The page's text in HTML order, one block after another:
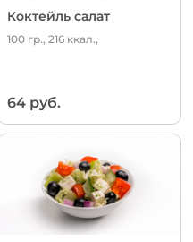
Коктейль салат
100 гр., 216 ккал.,
64 руб.